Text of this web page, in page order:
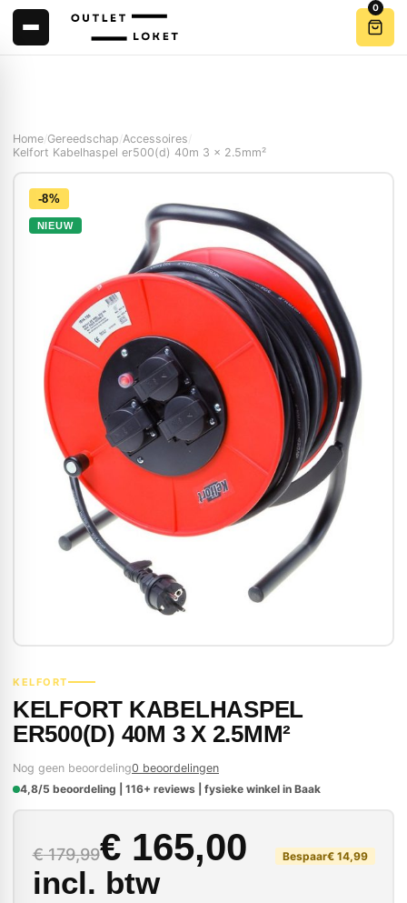
0
Home Gereedschap Accessoires
Kelfort Kabelhaspel er500(d) 40m 3 x 2.5mm²
-8%
NIEUW
KELFORT
KELFORT KABELHASPEL
ER500(D) 40M 3 X 2.5MM²
Nog geen beoordeling0 beoordelingen
4,8/5 beoordeling | 116+ reviews | fysieke winkel in Baak
€179,99
Oorspronkelijke
€165,00
Huidige prijs is: €
incl. btw
Bespaar€14,99